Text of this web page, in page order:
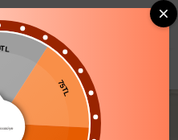
0
75TL